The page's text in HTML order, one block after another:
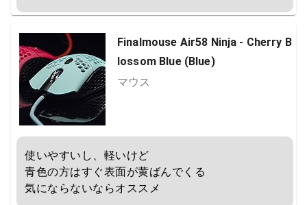
Finalmouse Air58 Ninja - Cherry B
lossom Blue (Blue)
マウス
使いやすいし、軽いけど
青色の方はすぐ表面が黄ばんでくる
気にならないならオススメ